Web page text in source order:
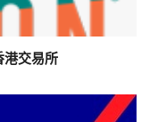
港交易所